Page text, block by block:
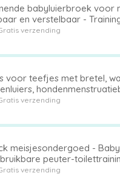
babyluierbroek voor
en verstelbaar -
laag -
verzending
voor teefjes met bretel,
hondenluiers voor
verzending
meisjesondergoed -
peuter-
- Geschikt voor
verzending